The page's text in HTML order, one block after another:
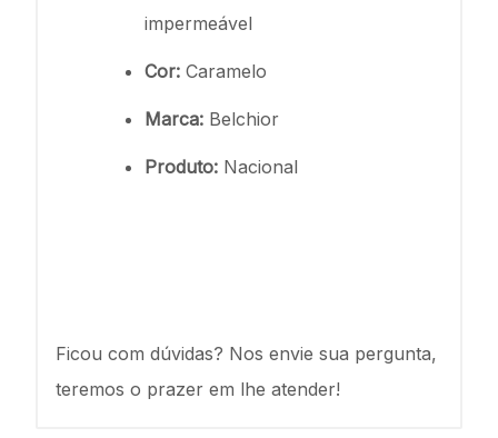
impermeável
Cor: Caramelo
Marca: Belchior
Produto: Nacional
Ficou com dúvidas? Nos envie sua pergunta,
teremos o prazer em lhe atender!